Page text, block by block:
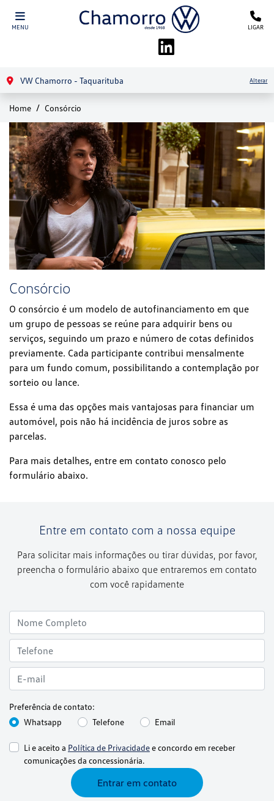
MENU LIGAR
VW Chamorro - Taquarituba Alterar
Home Consórcio
Consórcio
O consórcio é um modelo de autofinanciamento em que
um grupo de pessoas se reúne para adquirir bens ou
serviços, seguindo um prazo e número de cotas definidos
previamente. Cada participante contribui mensalmente
para um fundo comum, possibilitando a contemplação por
sorteio ou lance.
Essa é uma das opções mais vantajosas para financiar um
automóvel, pois não há incidência de juros sobre as
parcelas.
Para mais detalhes, entre em contato conosco pelo
formulário abaixo.
Entre em contato com a nossa equipe
Para solicitar mais informações ou tirar dúvidas, por favor,
preencha o formulário abaixo que entraremos em contato
com você rapidamente
Preferência de contato:
Whatsapp
Telefone Email
Li e aceito a Política de Privacidadee concordo em receber
comunicações da concessionária.
Entrar em contato